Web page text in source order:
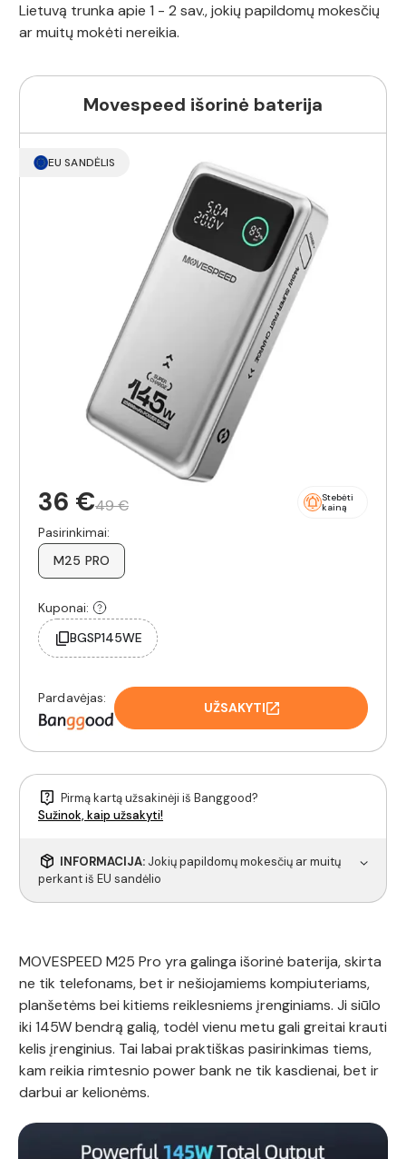
Lietuvą trunka apie 1 - 2 sav., jokių papildomų mokesčių
ar muitų mokėti nereikia.
Movespeed išorinė baterija
EU SANDĖLIS
36 €49 €
Stebėti
kainą
Pasirinkimai:
M25 PRO
Kuponai:
BGSP145WE
Pardavėjas:
UŽSAKYTI
Pirmą kartą užsakinėji iš Banggood?
Sužinok, kaip užsakyti!
INFORMACIJA: Jokių papildomų mokesčių ar muitų
perkant iš EU sandėlio
MOVESPEED M25 Pro yra galinga išorinė baterija, skirta
ne tik telefonams, bet ir nešiojamiems kompiuteriams,
planšetėms bei kitiems reiklesniems įrenginiams. Ji siūlo
iki 145W bendrą galią, todėl vienu metu gali greitai krauti
kelis įrenginius. Tai labai praktiškas pasirinkimas tiems,
kam reikia rimtesnio power bank ne tik kasdienai, bet ir
darbui ar kelionėms.